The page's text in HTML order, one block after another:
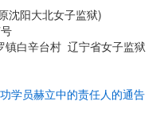
沈阳大北女子监狱)
镇白辛台村 辽宁省女子监狱
学员赫立中的责任人的通告